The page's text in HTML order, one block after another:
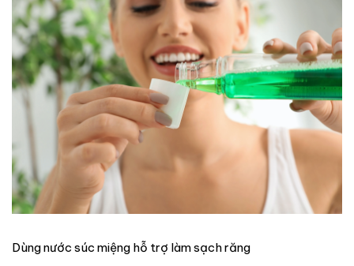
Dùng nước súc miệng hỗ trợ làm sạch răng